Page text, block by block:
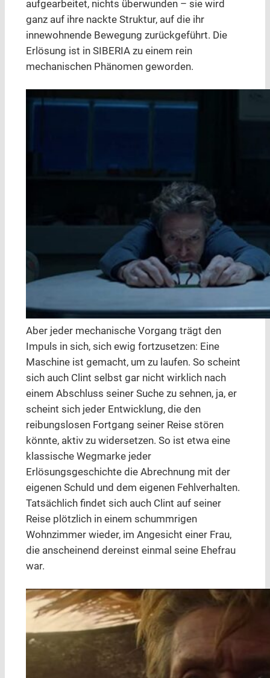
aufgearbeitet, nichts überwunden – sie wird
ganz auf ihre nackte Struktur, auf die ihr
innewohnende Bewegung zurückgeführt. Die
Erlösung ist in SIBERIA zu einem rein
mechanischen Phänomen geworden.
Aber jeder mechanische Vorgang trägt den
Impuls in sich, sich ewig fortzusetzen: Eine
Maschine ist gemacht, um zu laufen. So scheint
sich auch Clint selbst gar nicht wirklich nach
einem Abschluss seiner Suche zu sehnen, ja, er
scheint sich jeder Entwicklung, die den
reibungslosen Fortgang seiner Reise stören
könnte, aktiv zu widersetzen. So ist etwa eine
klassische Wegmarke jeder
Erlösungsgeschichte die Abrechnung mit der
eigenen Schuld und dem eigenen Fehlverhalten.
Tatsächlich findet sich auch Clint auf seiner
Reise plötzlich in einem schummrigen
Wohnzimmer wieder, im Angesicht einer Frau,
die anscheinend dereinst einmal seine Ehefrau
war.